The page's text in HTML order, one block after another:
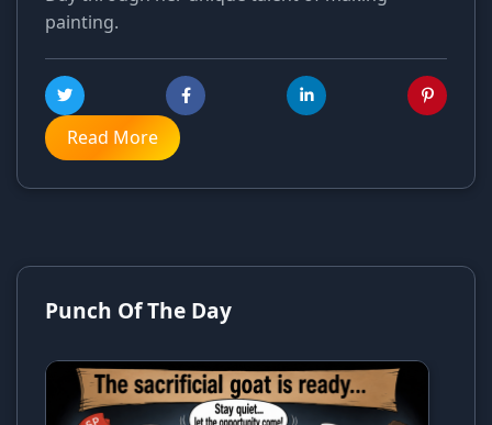
painting.
Read More
Punch Of The Day